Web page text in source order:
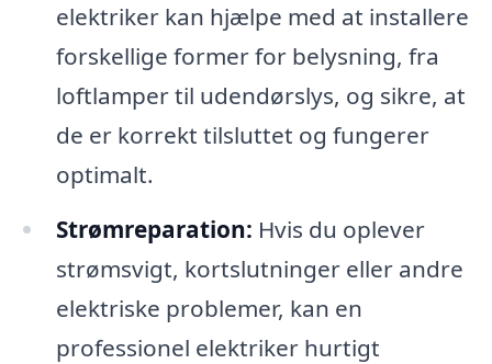
elektriker kan hjælpe med at installere
forskellige former for belysning, fra
loftlamper til udendørslys, og sikre, at
de er korrekt tilsluttet og fungerer
optimalt.
Strømreparation: Hvis du oplever
strømsvigt, kortslutninger eller andre
elektriske problemer, kan en
professionel elektriker hurtigt